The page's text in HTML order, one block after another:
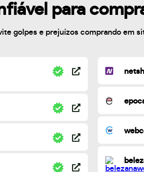
para
golpes e prejuízos comprando em